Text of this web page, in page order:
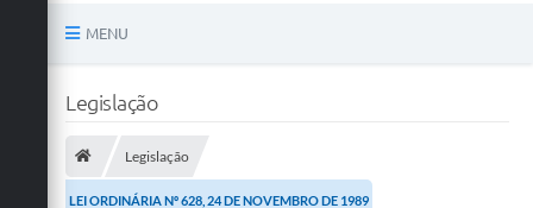
MENU
Publicações
Legislação
Legislação
LEI ORDINÁRIA Nº 628, 24 DE NOVEMBRO DE 1989